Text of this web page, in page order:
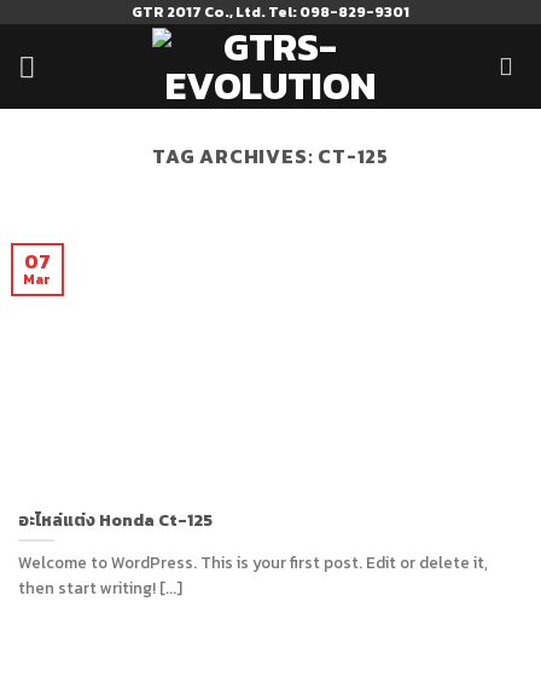
content
GTR 2017 Co., Ltd. Tel: 098-829-9301
TAG ARCHIVES: CT-125
อะไหล่แต่ง Honda Ct-125
Welcome to WordPress. This is your first post. Edit or delete it,
then start writing! [...]
07
Mar